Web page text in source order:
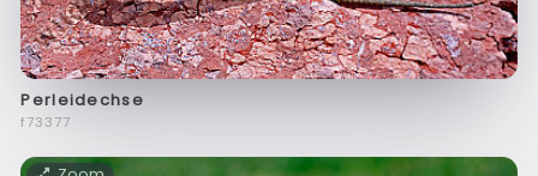
Perleidechse
f73377